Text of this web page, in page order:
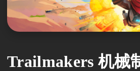
Trailmakers 机械